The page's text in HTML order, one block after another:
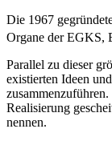
Die 1967
Organe der EGKS,
Parallel zu dieser
existierten Ideen
Realisierung
nennen.